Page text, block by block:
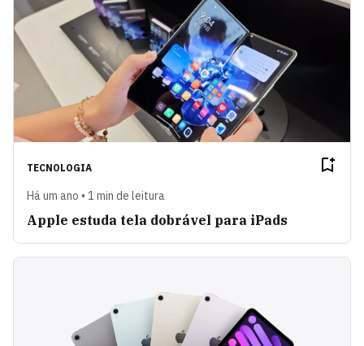
TECNOLOGIA
Há um ano • 1 min de leitura
Apple estuda tela dobrável para iPads